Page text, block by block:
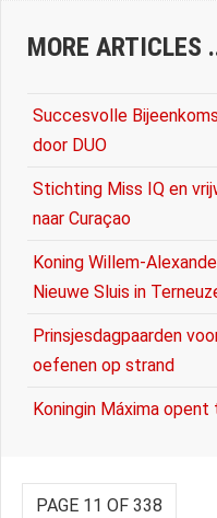
MORE ARTICLES
Succesvolle
door DUO
Stichting Miss IQ en
naar Curaçao
Koning Willem-
Nieuwe Sluis in
Prinsjesdagpaarden
oefenen op strand
Koningin Máxima
PAGE 11 OF 338